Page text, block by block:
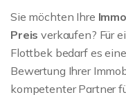
Sie möchten Ihre
Preis verkaufen? Für
Flottbek bedarf es
Bewertung Ihrer
kompetenter Partner